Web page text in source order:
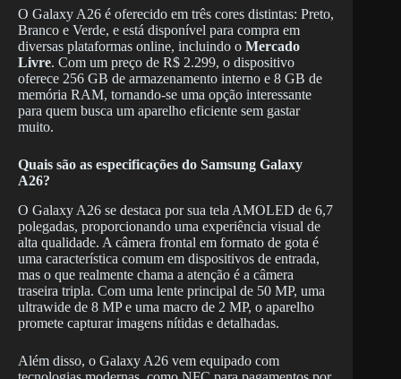
O Galaxy A26 é oferecido em três cores distintas: Preto,
Branco e Verde, e está disponível para compra em
diversas plataformas online, incluindo o Mercado
Livre. Com um preço de R$ 2.299, o dispositivo
oferece 256 GB de armazenamento interno e 8 GB de
memória RAM, tornando-se uma opção interessante
para quem busca um aparelho eficiente sem gastar
muito.
Quais são as especificações do Samsung Galaxy
A26?
O Galaxy A26 se destaca por sua tela AMOLED de 6,7
polegadas, proporcionando uma experiência visual de
alta qualidade. A câmera frontal em formato de gota é
uma característica comum em dispositivos de entrada,
mas o que realmente chama a atenção é a câmera
traseira tripla. Com uma lente principal de 50 MP, uma
ultrawide de 8 MP e uma macro de 2 MP, o aparelho
promete capturar imagens nítidas e detalhadas.
Além disso, o Galaxy A26 vem equipado com